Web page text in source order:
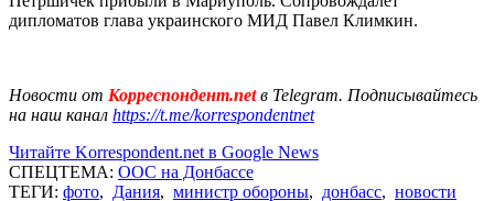
дипломатов глава украинского МИД Павел Климкин.
Новости от Корреспондент.netв Telegram. Подписывайтесь
на наш канал https://t.me/korrespondentnet
Читайте Korrespondent.net в Google News
СПЕЦТЕМА: ООС на Донбассе
ТЕГИ: фото, Дания, министр обороны, донбасс, новости